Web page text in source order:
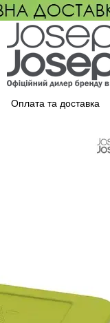
Оплата та доставка